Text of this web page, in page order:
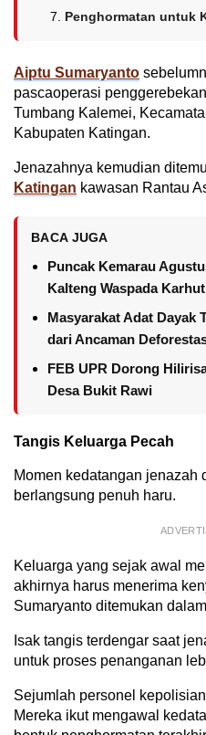
Penghormatan untuk
Aiptu Sumaryanto
pascaoperasi
Tumbang Kalemei,
Kabupaten Katingan.
Jenazahnya kemudian
Katingan kawasan Rantau
BACA JUGA
Puncak Kemarau
Kalteng Waspada
Masyarakat Adat Dayak
dari Ancaman
FEB UPR Dorong
Desa Bukit Rawi
Tangis Keluarga Pecah
Momen kedatangan jenazah
berlangsung penuh haru.
Keluarga yang sejak awal
akhirnya harus menerima
Sumaryanto ditemukan
Isak tangis terdengar saat
untuk proses penanganan
Sejumlah personel
Mereka ikut mengawal